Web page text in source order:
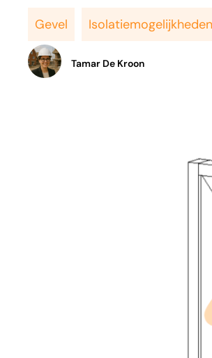
Gevel Isolatiemogelijkheden
Tamar De Kroon